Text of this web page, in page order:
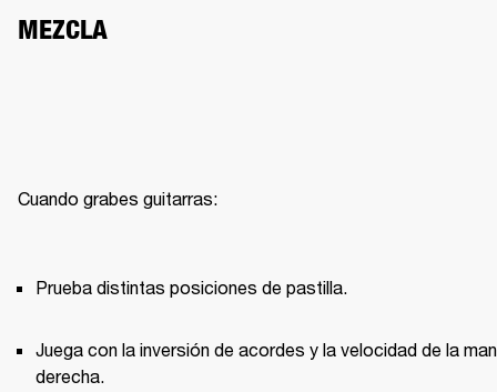
MEZCLA
Cuando grabes guitarras:
Prueba distintas posiciones de pastilla.
Juega con la inversión de acordes y la velocidad de la
derecha.